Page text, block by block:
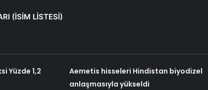
(İSİM LİSTESİ)
Yüzde 1,2
Aemetis hisseleri Hindistan biyodizel
anlaşmasıyla yükseldi